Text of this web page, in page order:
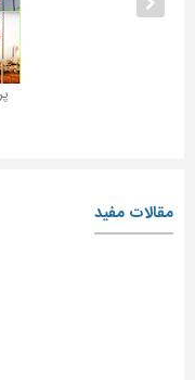
مقالات مفید